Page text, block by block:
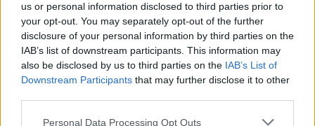
us or personal information disclosed to third parties prior to
your opt-out. You may separately opt-out of the further
disclosure of your personal information by third parties on the
IAB’s list of downstream participants. This information may
also be disclosed by us to third parties on the IAB’s List of
Downstream Participants that may further disclose it to other
Personal Data Processing Opt Outs
Okrem toho, jedľový olej efektívne bojuje proti
plesňovým infekciám nôh – v tomto prípade je
lepšie použiť ho vo forme obkladov alebo kúpeľov.
Zdravé očiŠedý zákal a množstvo ďalších
degeneratívnych ochorení orgánov zraku sa spája s
prítomnosťou voľných radikálov v tele. Olej z jedle
je efektívny antioxidant, ktorý pomáha